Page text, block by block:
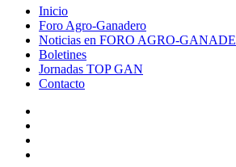
Inicio
Foro Agro-Ganadero
Noticias en FORO AGRO-
Boletines
Jornadas TOP GAN
Contacto